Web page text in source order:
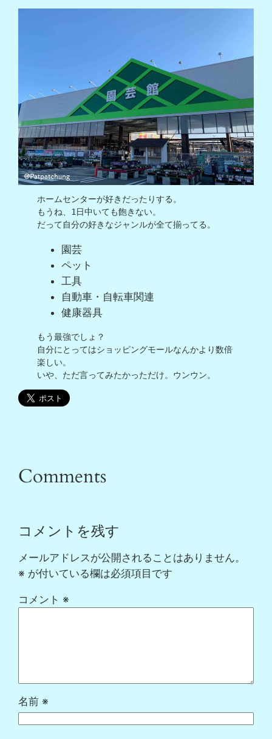
ホームセンターが好きだったりする。
もうね、1日中いても飽きない。
だって自分の好きなジャンルが全て揃ってる。
園芸
ペット
工具
自動車・自転車関連
健康器具
もう最強でしょ？
自分にとってはショッピングモールなんかより数倍
楽しい。
いや、ただ言ってみたかっただけ。ウンウン。
Comments
コメントを残す
メールアドレスが公開されることはありません。
※ が付いている欄は必須項目です
コメント ※
名前 ※